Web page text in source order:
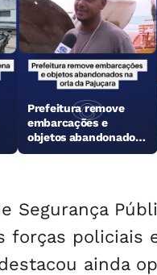
Prefeitura remove
embarcações e
objetos abandonados
na orla da Pajuçara
Segurança
forças policiais
ainda